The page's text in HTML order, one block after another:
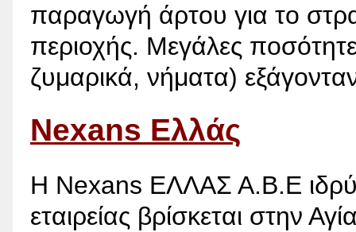
παραγωγή άρτου για το
περιοχής. Μεγάλες
ζυμαρικά, νήματα)
Nexans Ελλάς
H Nexans ΕΛΛΑΣ Α.Β.Ε
εταιρείας βρίσκεται στην